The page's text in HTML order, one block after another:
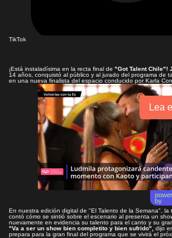
TikTok
¡Está instaladísima en la recta final de "Got Talent Chile"!
14 años, conquistó al público y al jurado del programa de
en una nueva finalista del espacio conducido por Karla
Lea
by
En nuestra edición digital de "El Talento de la Semana",
contó cómo se sintió sobre el escenario al presenta un
nuevamente en evidencia su talento para el canto y su
"Va a ser un show bien completito y bien sufrido",
dijo
prepara para la gran final del programa que se vivirá el